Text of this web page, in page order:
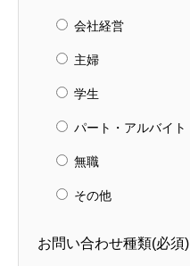
会社経営
主婦
学生
パート・アルバイト
無職
その他
お問い合わせ種類(必須)